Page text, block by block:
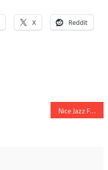
X Reddit
Nice Jazz Festival 2009 : Doré et éclectique